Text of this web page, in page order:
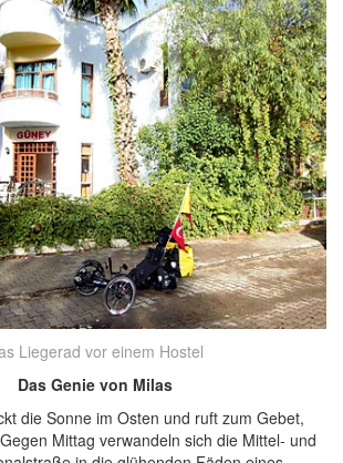
Liegerad vor einem Hostel
Das Genie von Milas
die Sonne im Osten und ruft zum Gebet,
Mittag verwandeln sich die Mittel- und